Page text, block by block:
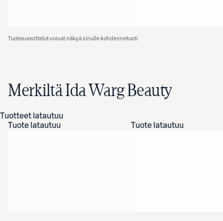
Tuotesuosittelut voivat näkyä sinulle kohdennetusti
Merkiltä Ida Warg Beauty
Tuotteet latautuu
Tuote latautuu
Tuote latautuu